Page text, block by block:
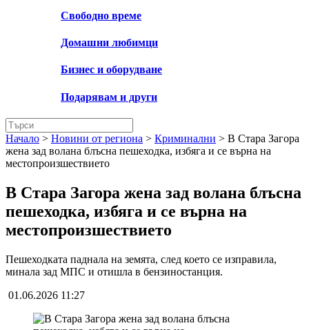
Свободно време
Домашни любимци
Бизнес и оборудване
Подарявам и други
Начало > Новини от региона > Криминални > В Стара Загора
жена зад волана блъсна пешеходка, избяга и се върна на
местопроизшествието
В Стара Загора жена зад волана блъсна
пешеходка, избяга и се върна на
местопроизшествието
Пешеходката паднала на земята, след което се изправила,
минала зад МПС и отишла в бензиностанция.
01.06.2026 11:27